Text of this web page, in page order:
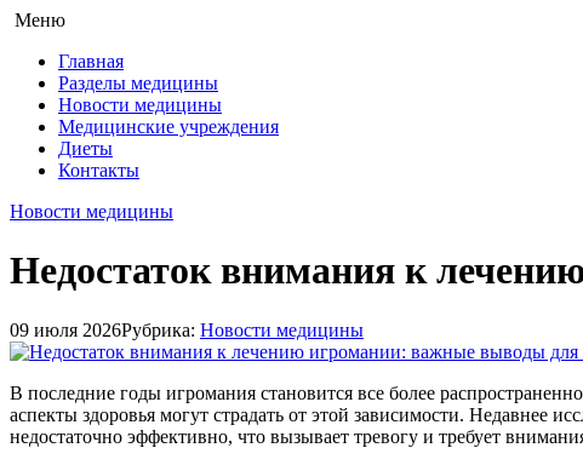
Меню
Главная
Разделы медицины
Новости медицины
Медицинские учреждения
Диеты
Контакты
Новости медицины
Недостаток внимания к
09 июля 2026Рубрика: Новости медицины
В последние годы игромания становится все более
аспекты здоровья могут страдать от этой зависимости. Недавнее
недостаточно эффективно, что вызывает тревогу и требует